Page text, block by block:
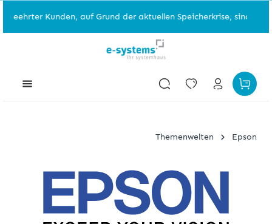
Kunden, auf Grund der aktuellen Speicherkrise, sind
Themenwelten Epson